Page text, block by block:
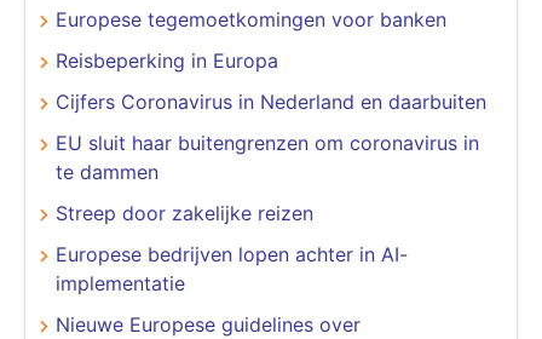
Europese tegemoetkomingen voor banken
Reisbeperking in Europa
Cijfers Coronavirus in Nederland en daarbuiten
EU sluit haar buitengrenzen om coronavirus in
te dammen
Streep door zakelijke reizen
Europese bedrijven lopen achter in AI-
implementatie
Nieuwe Europese guidelines over